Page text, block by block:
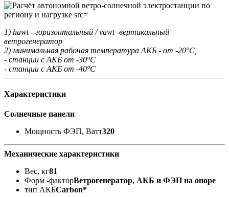
1) hawt - горизонтальный / vawt -вертикальный
ветрогенератор
2) минимальная рабочая температура АКБ - от -20°С,
- станции с АКБ от -30°С
- станции с АКБ от -40°С
Характеристики
Солнечные панели
Мощность ФЭП, Ватт320
Механические характеристики
Вес, кг81
Форм -факторВетрогенератор, АКБ и ФЭП на опоре
тип АКБCarbon*